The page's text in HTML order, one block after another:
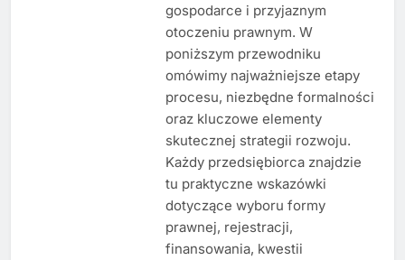
gospodarce i przyjaznym
otoczeniu prawnym. W
poniższym przewodniku
omówimy najważniejsze etapy
procesu, niezbędne formalności
oraz kluczowe elementy
skutecznej strategii rozwoju.
Każdy przedsiębiorca znajdzie
tu praktyczne wskazówki
dotyczące wyboru formy
prawnej, rejestracji,
finansowania, kwestii